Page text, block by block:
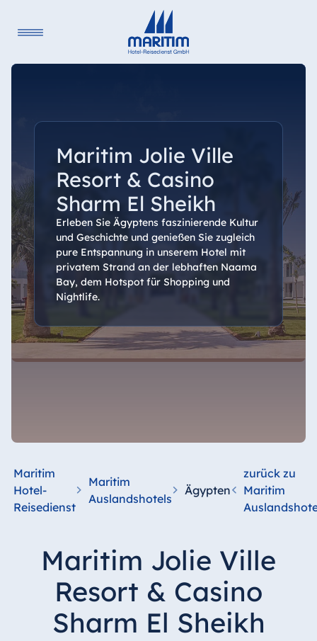
Maritim Jolie Ville
Resort & Casino
Sharm El Sheikh
Erleben Sie Ägyptens faszinierende Kultur
und Geschichte und genießen Sie zugleich
pure Entspannung in unserem Hotel mit
privatem Strand an der lebhaften Naama
Bay, dem Hotspot für Shopping und
Nightlife.
Maritim
Hotel-
Reisedienst
Maritim
Auslandshotels
Ägypten
zurück zu
Maritim
Maritim Jolie Ville
Resort & Casino
Sharm El Sheikh